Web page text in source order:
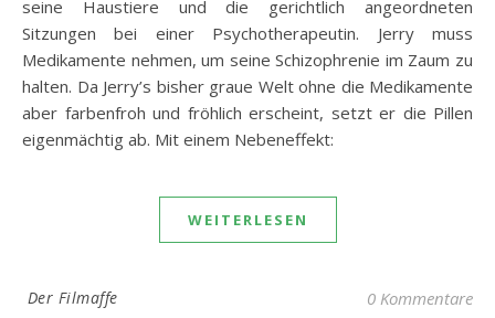
seine Haustiere und die gerichtlich angeordneten
Sitzungen bei einer Psychotherapeutin. Jerry muss
Medikamente nehmen, um seine Schizophrenie im Zaum zu
halten. Da Jerry’s bisher graue Welt ohne die Medikamente
aber farbenfroh und fröhlich erscheint, setzt er die Pillen
eigenmächtig ab. Mit einem Nebeneffekt:
WEITERLESEN
Der Filmaffe 0 Kommentare